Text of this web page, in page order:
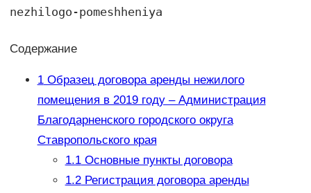
nezhilogo-pomeshheniya
Содержание
1Образец договора аренды нежилого
помещения в 2019 году – Администрация
Благодарненского городского округа
Ставропольского края
1.1Основные пункты договора
1.2Регистрация договора аренды